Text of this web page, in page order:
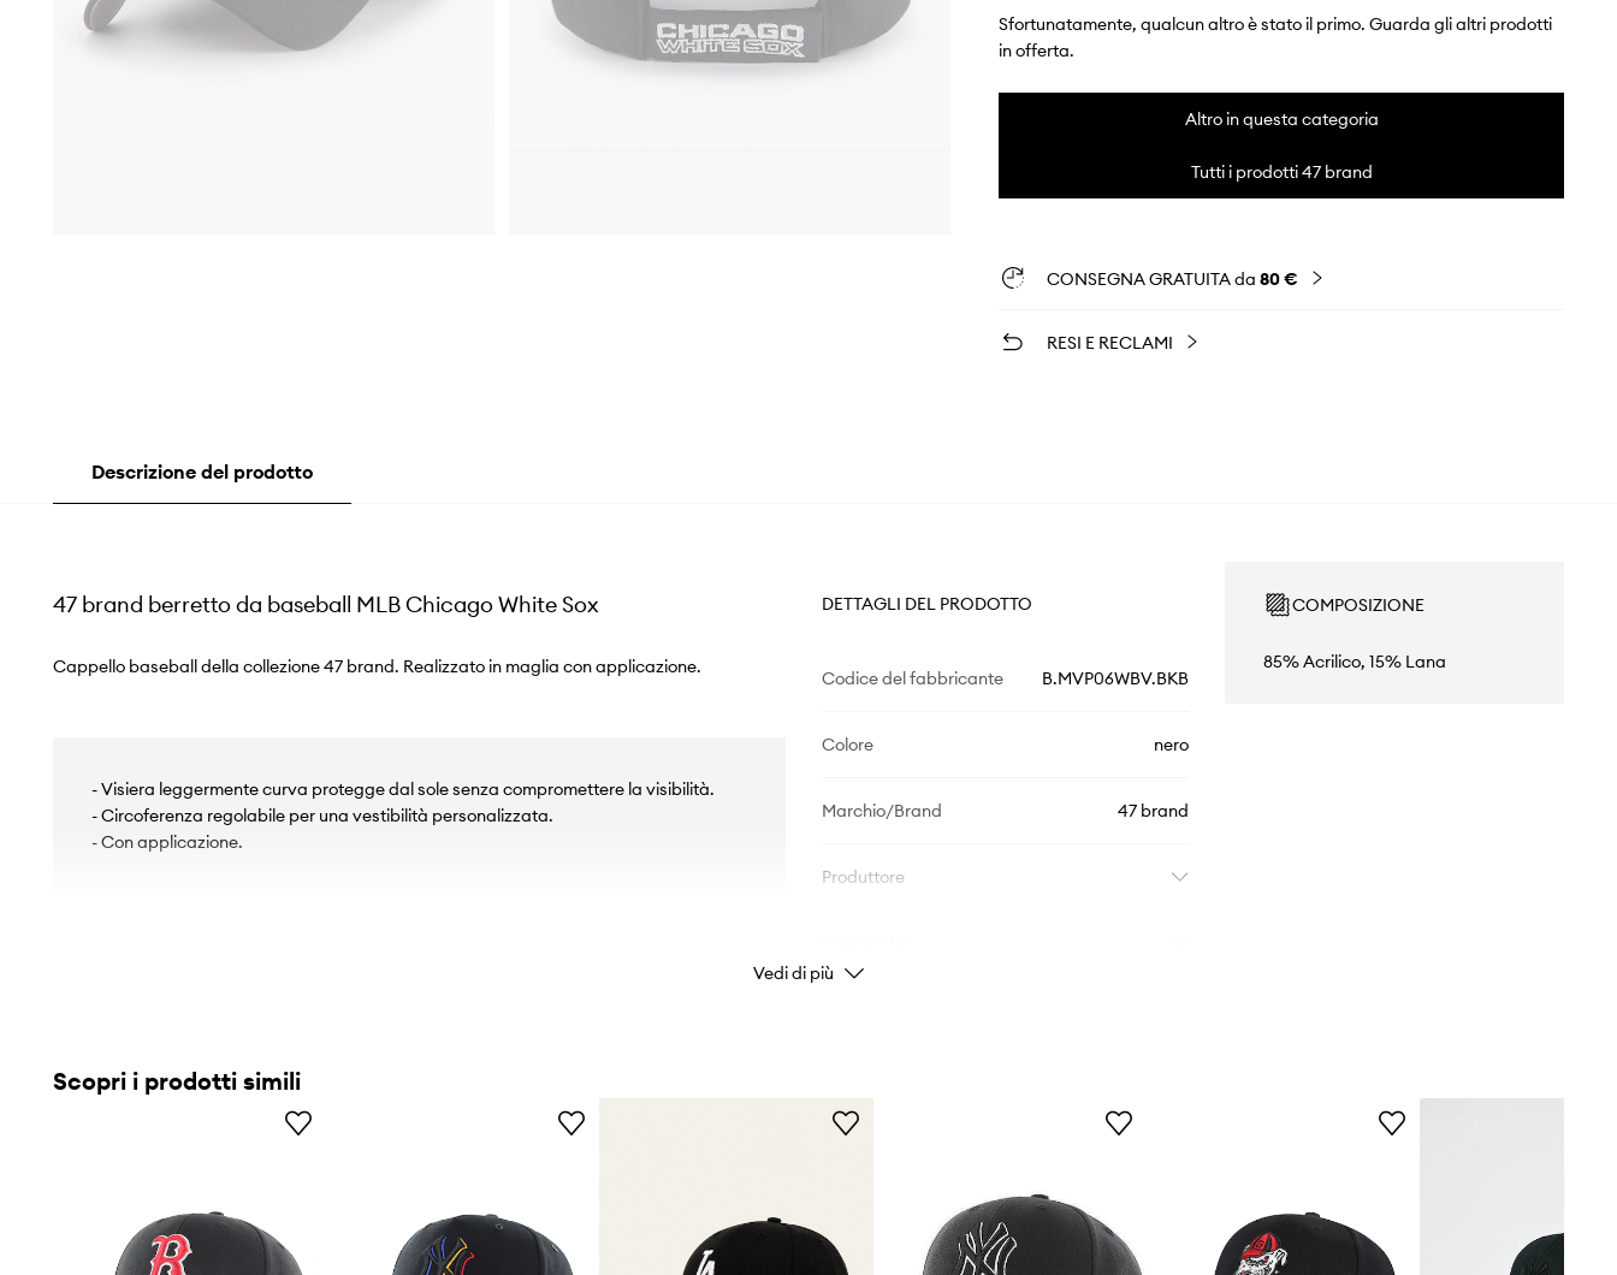
Sfortunatamente, qualcun altro è stato il primo. Guarda gli altri prodotti
in offerta.
Altro in questa categoria
Tutti i prodotti 47 brand
CONSEGNA GRATUITA da 80 €
RESI E RECLAMI
Descrizione del prodotto
47 brand berretto da baseball MLB Chicago White Sox
Cappello baseball della collezione 47 brand. Realizzato in maglia con applicazione.
- Visiera leggermente curva protegge dal sole senza compromettere la visibilità.
- Circoferenza regolabile per una vestibilità personalizzata.
- Con applicazione.
DETTAGLI DEL PRODOTTO
Codice del fabbricante B.MVP06WBV.BKB
Colore nero
Marchio/Brand 47 brand
Produttore
COMPOSIZIONE
85% Acrilico, 15% Lana
Vedi di più
Scopri i prodotti simili